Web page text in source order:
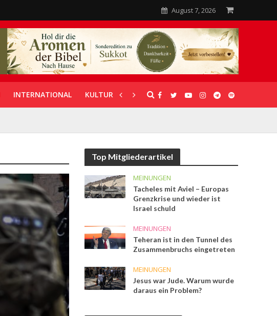
August 7, 2026
INTERNATIONAL KULTUR UNTERSTÜTZUNG
Top Mitgliederartikel
MEINUNGEN
Tacheles mit Aviel – Europas
Grenzkrise und wieder ist
Israel schuld
MEINUNGEN
Teheran ist in den Tunnel des
Zusammenbruchs eingetreten
MEINUNGEN
Jesus war Jude. Warum wurde
daraus ein Problem?